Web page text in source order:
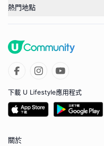
熱門地點
下載 U Lifestyle應用程式
關於